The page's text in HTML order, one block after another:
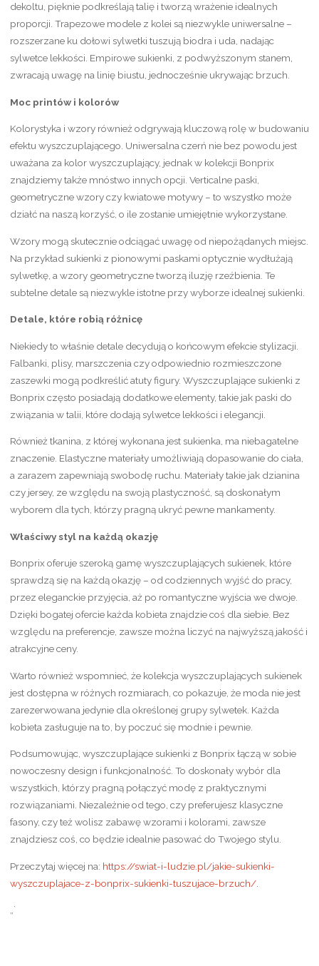
dekoltu, pięknie podkreślają talię i tworzą wrażenie idealnych
proporcji. Trapezowe modele z kolei są niezwykle uniwersalne –
rozszerzane ku dołowi sylwetki tuszują biodra i uda, nadając
sylwetce lekkości. Empirowe sukienki, z podwyższonym stanem,
zwracają uwagę na linię biustu, jednocześnie ukrywając brzuch.
Moc printów i kolorów
Kolorystyka i wzory również odgrywają kluczową rolę w budowaniu
efektu wyszczuplającego. Uniwersalna czerń nie bez powodu jest
uważana za kolor wyszczuplający, jednak w kolekcji Bonprix
znajdziemy także mnóstwo innych opcji. Verticalne paski,
geometryczne wzory czy kwiatowe motywy – to wszystko może
działć na naszą korzyść, o ile zostanie umiejętnie wykorzystane.
Wzory mogą skutecznie odciągać uwagę od niepożądanych miejsc.
Na przykład sukienki z pionowymi paskami optycznie wydłużają
sylwetkę, a wzory geometryczne tworzą iluzję rzeźbienia. Te
subtelne detale są niezwykle istotne przy wyborze idealnej sukienki.
Detale, które robią różnicę
Niekiedy to właśnie detale decydują o końcowym efekcie stylizacji.
Falbanki, plisy, marszczenia czy odpowiednio rozmieszczone
zaszewki mogą podkreślić atuty figury. Wyszczuplające sukienki z
Bonprix często posiadają dodatkowe elementy, takie jak paski do
związania w talii, które dodają sylwetce lekkości i elegancji.
Również tkanina, z której wykonana jest sukienka, ma niebagatelne
znaczenie. Elastyczne materiały umożliwiają dopasowanie do ciała,
a zarazem zapewniają swobodę ruchu. Materiały takie jak dzianina
czy jersey, ze względu na swoją plastyczność, są doskonałym
wyborem dla tych, którzy pragną ukryć pewne mankamenty.
Właściwy styl na każdą okazję
Bonprix oferuje szeroką gamę wyszczuplających sukienek, które
sprawdzą się na każdą okazję – od codziennych wyjść do pracy,
przez eleganckie przyjęcia, aż po romantyczne wyjścia we dwoje.
Dzięki bogatej ofercie każda kobieta znajdzie coś dla siebie. Bez
względu na preferencje, zawsze można liczyć na najwyższą jakość i
atrakcyjne ceny.
Warto również wspomnieć, że kolekcja wyszczuplających sukienek
jest dostępna w różnych rozmiarach, co pokazuje, że moda nie jest
zarezerwowana jedynie dla określonej grupy sylwetek. Każda
kobieta zasługuje na to, by poczuć się modnie i pewnie.
Podsumowując, wyszczuplające sukienki z Bonprix łączą w sobie
nowoczesny design i funkcjonalność. To doskonały wybór dla
wszystkich, którzy pragną połączyć modę z praktycznymi
rozwiązaniami. Niezależnie od tego, czy preferujesz klasyczne
fasony, czy też wolisz zabawę wzorami i kolorami, zawsze
znajdziesz coś, co będzie idealnie pasować do Twojego stylu.
Przeczytaj więcej na: https://swiat-i-ludzie.pl/jakie-sukienki-
wyszczuplajace-z-bonprix-sukienki-tuszujace-brzuch/.
„`